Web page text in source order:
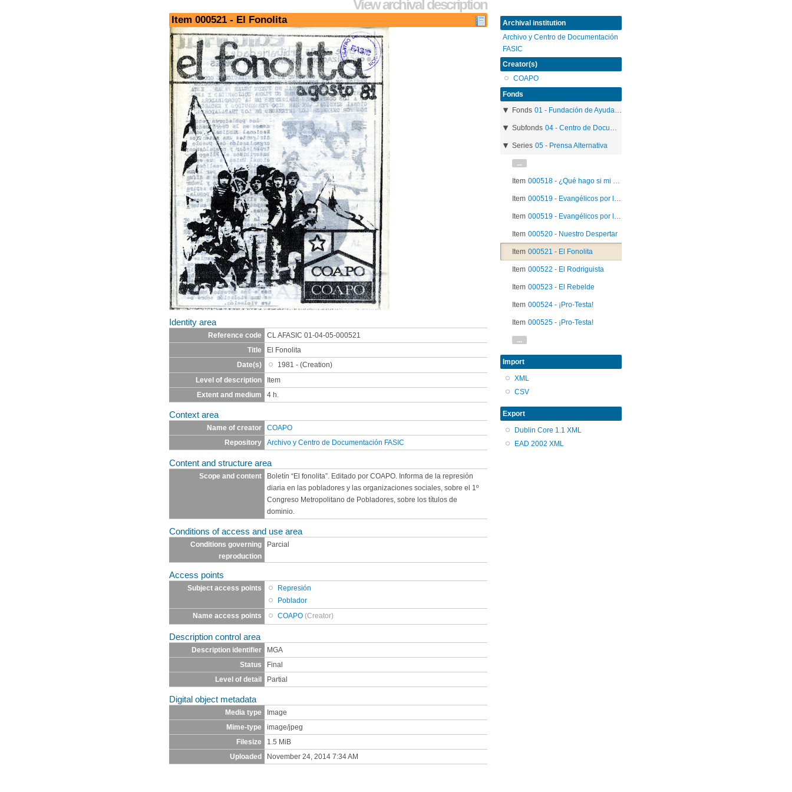
View archival description
Item 000521 - El Fonolita
Identity area
Reference code
CL AFASIC 01-04-05-000521
Title
El Fonolita
Date(s)
1981 - (Creation)
Level of description
Item
Extent and medium
4 h.
Context area
Name of creator
COAPO
Repository
Archivo y Centro de Documentación FASIC
Content and structure area
Scope and content
Boletín “El fonolita”. Editado por COAPO. Informa de la represión
diaria en las pobladores y las organizaciones sociales, sobre el 1º
Congreso Metropolitano de Pobladores, sobre los títulos de
dominio.
Conditions of access and use area
Conditions governing
reproduction
Parcial
Access points
Subject access points
Represión
Poblador
Name access points
COAPO (Creator)
Description control area
Description identifier
MGA
Status
Final
Level of detail
Partial
Digital object metadata
Media type
Image
Mime-type
image/jpeg
Filesize
1.5 MiB
Uploaded
November 24, 2014 7:34 AM
Archival institution
Archivo y Centro de Documentación
FASIC
Creator(s)
COAPO
Fonds
Fonds 01 - Fundación de Ayuda Social de las Iglesias Cristianas
Subfonds 04 - Centro de Documentación
Series 05 - Prensa Alternativa
...
Item 000518 - ¿Qué hago si mi hijo cae preso?
Item 000519 - Evangélicos por la Democracia
Item 000519 - Evangélicos por la Democracia
Item 000520 - Nuestro Despertar
Item 000521 - El Fonolita
Item 000522 - El Rodriguista
Item 000523 - El Rebelde
Item 000524 - ¡Pro-Testa!
Item 000525 - ¡Pro-Testa!
...
Import
XML
CSV
Export
Dublin Core 1.1 XML
EAD 2002 XML